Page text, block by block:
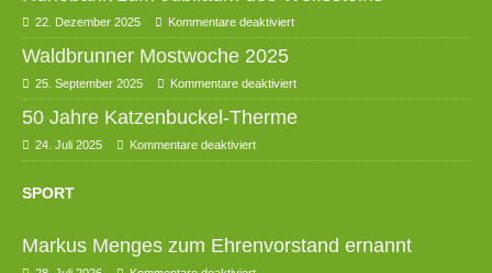
22. Dezember 2025 Kommentare deaktiviert
Waldbrunner Mostwoche 2025
25. September 2025 Kommentare deaktiviert
50 Jahre Katzenbuckel-Therme
24. Juli 2025 Kommentare deaktiviert
SPORT
Markus Menges zum Ehrenvorstand ernannt